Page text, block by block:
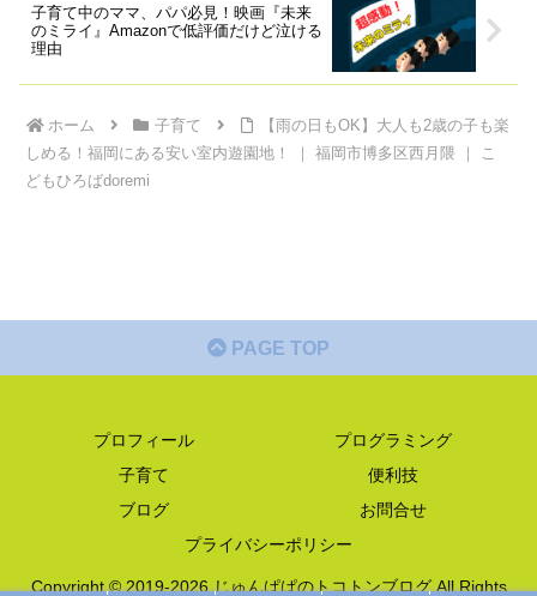
子育て中のママ、パパ必見！映画『未来
のミライ』Amazonで低評価だけど泣ける
理由
ホーム 子育て
【雨の日もOK】大人も2歳の子も楽
しめる！福岡にある安い室内遊園地！ ｜ 福岡市博多区西月隈 ｜ こ
どもひろばdoremi
PAGE TOP
プロフィール
プログラミング
子育て
便利技
ブログ
お問合せ
プライバシーポリシー
Copyright © 2019-2026 じゅんぱぱのトコトンブログ All Rights